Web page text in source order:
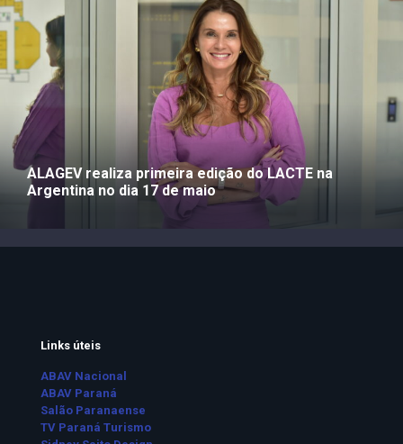
ALAGEV realiza primeira edição do LACTE na
Argentina no dia 17 de maio
Links úteis
ABAV Nacional
ABAV Paraná
Salão Paranaense
TV Paraná Turismo